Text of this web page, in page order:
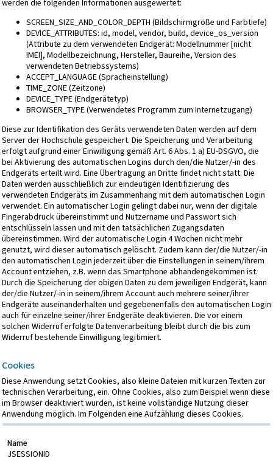
werden die folgenden Informationen ausgewertet:
SCREEN_SIZE_AND_COLOR_DEPTH (Bildschirmgröße und Farbtiefe)
DEVICE_ATTRIBUTES: id, model, vendor, build, device_os_version
(Attribute zu dem verwendeten Endgerät: Modellnummer [nicht
IMEI], Modellbezeichnung, Hersteller, Baureihe, Version des
verwendeten Betriebssystems)
ACCEPT_LANGUAGE (Spracheinstellung)
TIME_ZONE (Zeitzone)
DEVICE_TYPE (Endgerätetyp)
BROWSER_TYPE (Verwendetes Programm zum Internetzugang)
Diese zur Identifikation des Geräts verwendeten Daten werden auf dem
Server der Hochschule gespeichert. Die Speicherung und Verarbeitung
erfolgt aufgrund einer Einwilligung gemäß Art. 6 Abs. 1 a) EU-DSGVO, die
bei Aktivierung des automatischen Logins durch den/die Nutzer/-in des
Endgeräts erteilt wird. Eine Übertragung an Dritte findet nicht statt. Die
Daten werden ausschließlich zur eindeutigen Identifizierung des
verwendeten Endgeräts im Zusammenhang mit dem automatischen Login
verwendet. Ein automatischer Login gelingt dabei nur, wenn der digitale
Fingerabdruck übereinstimmt und Nutzername und Passwort sich
entschlüsseln lassen und mit den tatsächlichen Zugangsdaten
übereinstimmen. Wird der automatische Login 4 Wochen nicht mehr
genutzt, wird dieser automatisch gelöscht. Zudem kann der/die Nutzer/-in
den automatischen Login jederzeit über die Einstellungen in seinem/ihrem
Account entziehen, z.B. wenn das Smartphone abhandengekommen ist.
Durch die Speicherung der obigen Daten zu dem jeweiligen Endgerät, kann
der/die Nutzer/-in in seinem/ihrem Account auch mehrere seiner/ihrer
Endgeräte auseinanderhalten und gegebenenfalls den automatischen Login
auch für einzelne seiner/ihrer Endgeräte deaktivieren. Die vor einem
solchen Widerruf erfolgte Datenverarbeitung bleibt durch die bis zum
Widerruf bestehende Einwilligung legitimiert.
Cookies
Diese Anwendung setzt Cookies, also kleine Dateien mit kurzen Texten zur
technischen Verarbeitung, ein. Ohne Cookies, also zum Beispiel wenn diese
im Browser deaktiviert wurden, ist keine vollständige Nutzung dieser
Anwendung möglich. Im Folgenden eine Aufzählung dieses Cookies.
Name
JSESSIONID